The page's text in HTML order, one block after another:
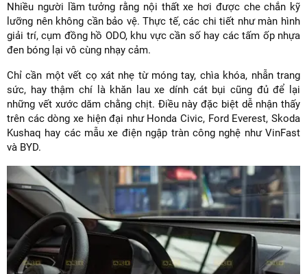
Nhiều người lầm tưởng rằng nội thất xe hơi được che chắn kỹ
lưỡng nên không cần bảo vệ. Thực tế, các chi tiết như màn hình
giải trí, cụm đồng hồ ODO, khu vực cần số hay các tấm ốp nhựa
đen bóng lại vô cùng nhạy cảm.
Chỉ cần một vết cọ xát nhẹ từ móng tay, chìa khóa, nhẫn trang
sức, hay thậm chí là khăn lau xe dính cát bụi cũng đủ để lại
những vết xước dăm chằng chịt. Điều này đặc biệt dễ nhận thấy
trên các dòng xe hiện đại như Honda Civic, Ford Everest, Skoda
Kushaq hay các mẫu xe điện ngập tràn công nghệ như VinFast
và BYD.